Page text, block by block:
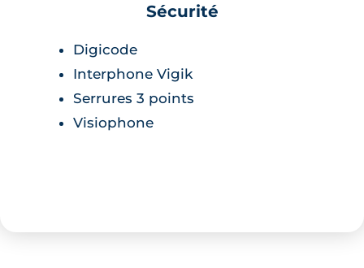
Sécurité
Digicode
Interphone Vigik
Serrures 3 points
Visiophone